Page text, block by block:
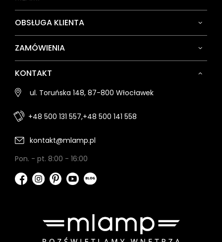
OBSŁUGA KLIENTA
ZAMÓWIENIA
KONTAKT
ul. Toruńska 148, 87-800 Włocławek
+48 500 131 557,+48 500 141 558
kontakt@mlamp.pl
Pon. - pt. 8:00 - 16:00